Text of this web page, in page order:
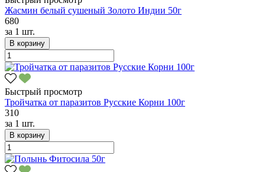
Жасмин белый сушеный Золото Индии 50г
680
за 1 шт.
В корзину
Быстрый просмотр
Тройчатка от паразитов Русские Корни 100г
310
за 1 шт.
В корзину